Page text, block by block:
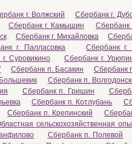
г. Волжский
Сбербанк г.
Сбербанк г. Камышин
Сбербанк
Сбербанк г. Михайловка
г. Палласовка
Сбербанк
Суровикино
Сбербанк г.
Сбербанк п. Басакин
Сбербанк
Сбербанк п.
Сбербанк п. Гришин
Сбербанк п. Котлубань
Сбербанк п. Крепинский
сельскохозяйственная
Сбербанк п. Полевой